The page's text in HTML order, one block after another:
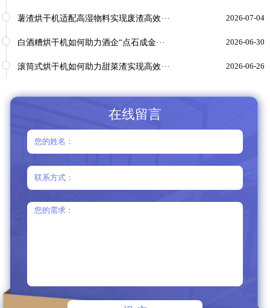
薯渣烘干机适配高湿物料实现废渣高效··· 2026-07-04
白酒糟烘干机如何助力酒企“点石成金··· 2026-06-30
滚筒式烘干机如何助力甜菜渣实现高效··· 2026-06-26
在线留言